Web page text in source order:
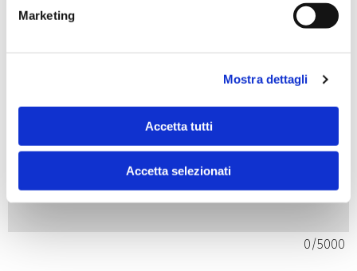
Marketing
Mostra dettagli
Accetta tutti
Accetta selezionati
Conoscenza del pacchetto Office*
Ulteriori competenze specifiche
0/5000